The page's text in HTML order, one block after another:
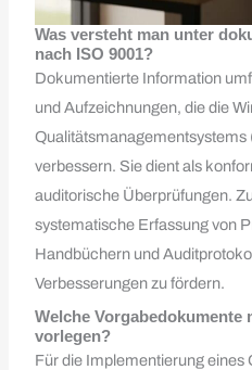
Was versteht man unter
nach ISO 9001?
Dokumentierte Information
und Aufzeichnungen, die die
Qualitätsmanagementsystems
verbessern. Sie dient als
auditorische Überprüfungen.
systematische Erfassung von
Handbüchern und
Verbesserungen zu fördern.
Welche Vorgabedokumente
vorlegen?
Für die Implementierung eines